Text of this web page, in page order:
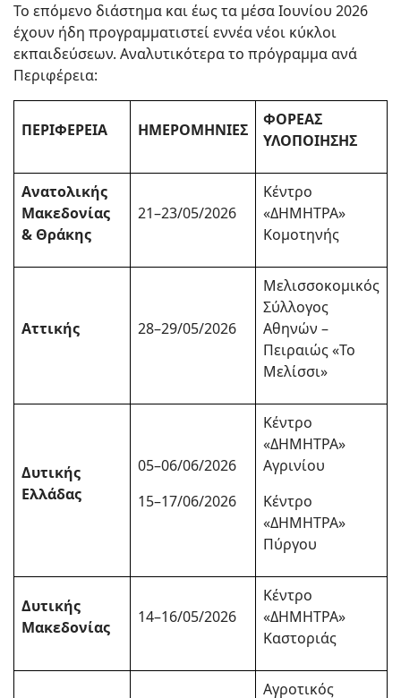
Το επόμενο διάστημα και έως τα μέσα Ιουνίου 2026
έχουν ήδη προγραμματιστεί εννέα νέοι κύκλοι
εκπαιδεύσεων. Αναλυτικότερα το πρόγραμμα ανά
Περιφέρεια:
ΠΕΡΙΦΕΡΕΙΑ ΗΜΕΡΟΜΗΝΙΕΣ
ΦΟΡΕΑΣ
ΥΛΟΠΟΙΗΣΗΣ
Ανατολικής
Μακεδονίας
& Θράκης
21–23/05/2026
Κέντρο
«ΔΗΜΗΤΡΑ»
Κομοτηνής
Αττικής 28–29/05/2026
Μελισσοκομικός
Σύλλογος
Αθηνών –
Πειραιώς «Το
Μελίσσι»
Δυτικής
Ελλάδας
05–06/06/2026
15–17/06/2026
Κέντρο
«ΔΗΜΗΤΡΑ»
Αγρινίου
Κέντρο
«ΔΗΜΗΤΡΑ»
Πύργου
Δυτικής
Μακεδονίας
14–16/05/2026
Κέντρο
«ΔΗΜΗΤΡΑ»
Καστοριάς
Αγροτικός